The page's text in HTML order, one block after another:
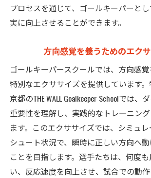
プロセスを通じて、ゴールキーパーと
実に向上させることができます。
方向感覚を養うためのエク
ゴールキーパースクールでは、方向感
特別なエクササイズを提供しています
京都のTHE WALL Goalkeeper Schoolでは
重要性を理解し、実践的なトレーニン
ます。このエクササイズでは、シミュ
シュート状況で、瞬時に正しい方向へ
ことを目指します。選手たちは、何度
い、反応速度を向上させ、試合での動